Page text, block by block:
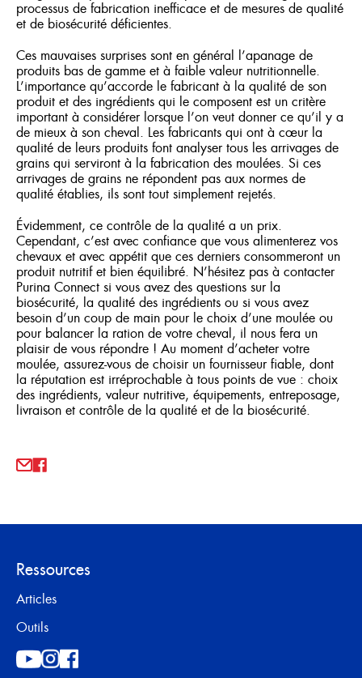
processus de fabrication inefficace et de mesures de qualité
et de biosécurité déficientes.
Ces mauvaises surprises sont en général l’apanage de
produits bas de gamme et à faible valeur nutritionnelle.
L’importance qu’accorde le fabricant à la qualité de son
produit et des ingrédients qui le composent est un critère
important à considérer lorsque l’on veut donner ce qu’il y a
de mieux à son cheval. Les fabricants qui ont à cœur la
qualité de leurs produits font analyser tous les arrivages de
grains qui serviront à la fabrication des moulées. Si ces
arrivages de grains ne répondent pas aux normes de
qualité établies, ils sont tout simplement rejetés.
Évidemment, ce contrôle de la qualité a un prix.
Cependant, c’est avec confiance que vous alimenterez vos
chevaux et avec appétit que ces derniers consommeront un
produit nutritif et bien équilibré. N’hésitez pas à contacter
Purina Connect si vous avez des questions sur la
biosécurité, la qualité des ingrédients ou si vous avez
besoin d’un coup de main pour le choix d’une moulée ou
pour balancer la ration de votre cheval, il nous fera un
plaisir de vous répondre ! Au moment d’acheter votre
moulée, assurez-vous de choisir un fournisseur fiable, dont
la réputation est irréprochable à tous points de vue : choix
des ingrédients, valeur nutritive, équipements, entreposage,
livraison et contrôle de la qualité et de la biosécurité.
Ressources
Articles
Outils